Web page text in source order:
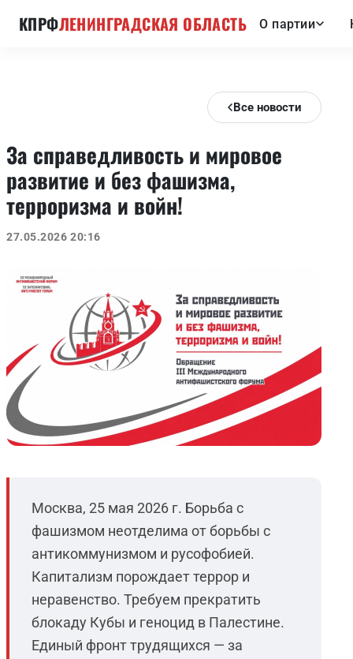
КПРФЛЕНИНГРАДСКАЯ ОБЛАСТЬ О партии
Все новости
За справедливость и мировое
развитие и без фашизма,
терроризма и войн!
27.05.2026 20:16
Москва, 25 мая 2026 г. Борьба с
фашизмом неотделима от борьбы с
антикоммунизмом и русофобией.
Капитализм порождает террор и
неравенство. Требуем прекратить
блокаду Кубы и геноцид в Палестине.
Единый фронт трудящихся — за